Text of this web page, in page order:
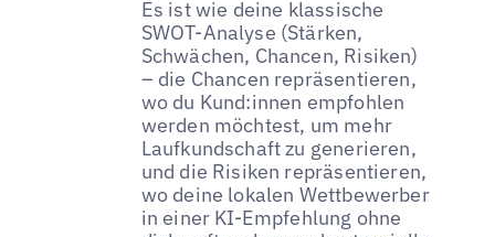
Es ist wie deine klassische
SWOT-Analyse (Stärken,
Schwächen, Chancen, Risiken)
– die Chancen repräsentieren,
wo du Kund:innen empfohlen
werden möchtest, um mehr
Laufkundschaft zu generieren,
und die Risiken repräsentieren,
wo deine lokalen Wettbewerber
in einer KI-Empfehlung ohne